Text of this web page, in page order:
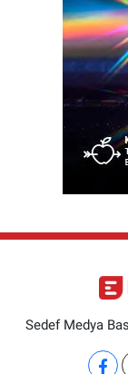
Sedef Medya